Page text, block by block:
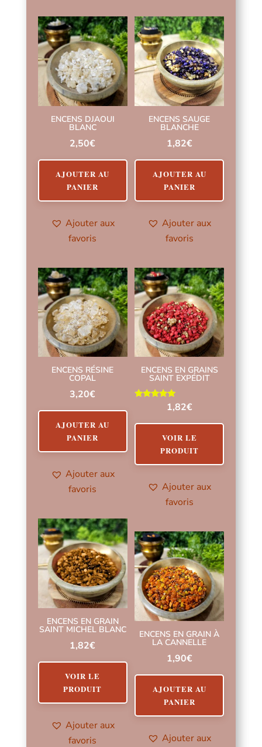
ENCENS DJAOUI
BLANC
2,50€
AJOUTER AU
PANIER
Ajouter aux
favoris
ENCENS SAUGE
BLANCHE
1,82€
AJOUTER AU
PANIER
Ajouter aux
favoris
ENCENS RÉSINE
COPAL
3,20€
AJOUTER AU
PANIER
Ajouter aux
favoris
ENCENS EN GRAINS
SAINT EXPÉDIT
1,82€
VOIR LE
PRODUIT
Ajouter aux
favoris
ENCENS EN GRAIN
SAINT MICHEL BLANC
1,82€
VOIR LE
PRODUIT
Ajouter aux
favoris
ENCENS EN GRAIN À
LA CANNELLE
1,90€
AJOUTER AU
PANIER
Ajouter aux